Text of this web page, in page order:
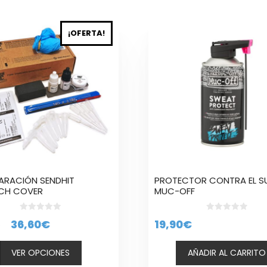
¡OFERTA!
SENDHIT
COVER
d
El
precio
original
36,60€El
precio
actual
VER OPCIONES
PROTECTOR CONTRA EL
MUC-OFF
19,90€
AÑADIR AL CARRITO